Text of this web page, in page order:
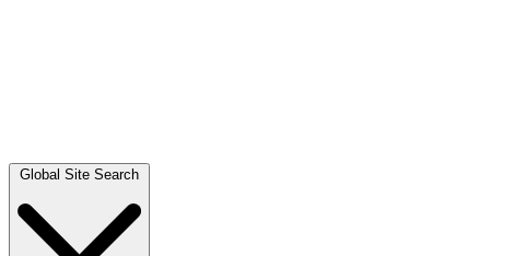
Global Site Search